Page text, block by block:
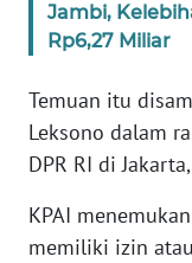
Jambi,
Rp6,27 Miliar
Temuan itu
Leksono dalam
DPR RI di
KPAI
memiliki izin
TENTANG
KAMI
PEDOMAN
MEDIA
SIBER
REDAKSI